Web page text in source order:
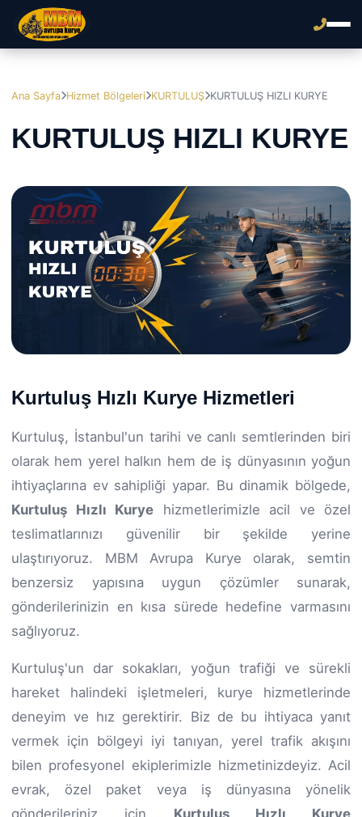
Ana Sayfa Hizmet Bölgeleri KURTULUŞ KURTULUŞ HIZLI KURYE
KURTULUŞ HIZLI KURYE
Kurtuluş Hızlı Kurye Hizmetleri
Kurtuluş, İstanbul'un tarihi ve canlı semtlerinden biri
olarak hem yerel halkın hem de iş dünyasının yoğun
ihtiyaçlarına ev sahipliği yapar. Bu dinamik bölgede,
Kurtuluş Hızlı Kurye hizmetlerimizle acil ve özel
teslimatlarınızı güvenilir bir şekilde yerine
ulaştırıyoruz. MBM Avrupa Kurye olarak, semtin
benzersiz yapısına uygun çözümler sunarak,
gönderilerinizin en kısa sürede hedefine varmasını
sağlıyoruz.
Kurtuluş'un dar sokakları, yoğun trafiği ve sürekli
hareket halindeki işletmeleri, kurye hizmetlerinde
deneyim ve hız gerektirir. Biz de bu ihtiyaca yanıt
vermek için bölgeyi iyi tanıyan, yerel trafik akışını
bilen profesyonel ekiplerimizle hizmetinizdeyiz. Acil
evrak, özel paket veya iş dünyasına yönelik
gönderileriniz için Kurtuluş Hızlı Kurye